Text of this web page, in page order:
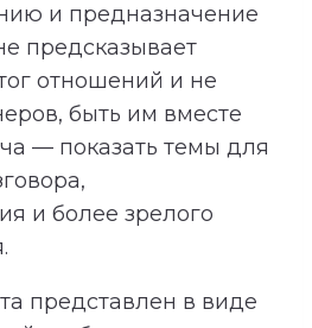
и предназначение
предсказывает
отношений и не
быть им вместе
— показать темы для
и более зрелого
представлен в виде